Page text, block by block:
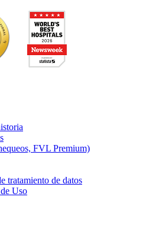
FVL Premium)
tratamiento de datos
Uso